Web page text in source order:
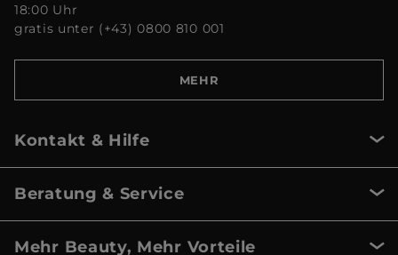
18:00 Uhr
gratis unter (+43) 0800 810 001
MEHR
Kontakt & Hilfe
Beratung & Service
Mehr Beauty, Mehr Vorteile